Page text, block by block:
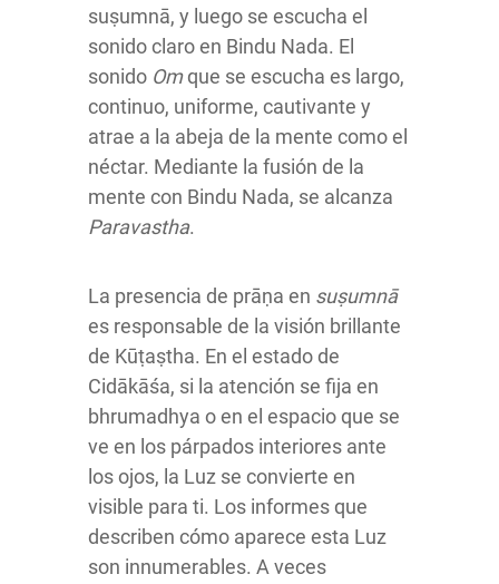
suṣumnā, y luego se escucha el
sonido claro en Bindu Nada. El
sonido Omque se escucha es largo,
continuo, uniforme, cautivante y
atrae a la abeja de la mente como el
néctar. Mediante la fusión de la
mente con Bindu Nada, se alcanza
Paravastha.
La presencia de prāṇa en suṣumnā
es responsable de la visión brillante
de Kūṭaṣtha. En el estado de
Cidākāśa, si la atención se fija en
bhrumadhya o en el espacio que se
ve en los párpados interiores ante
los ojos, la Luz se convierte en
visible para ti. Los informes que
describen cómo aparece esta Luz
son innumerables. A veces